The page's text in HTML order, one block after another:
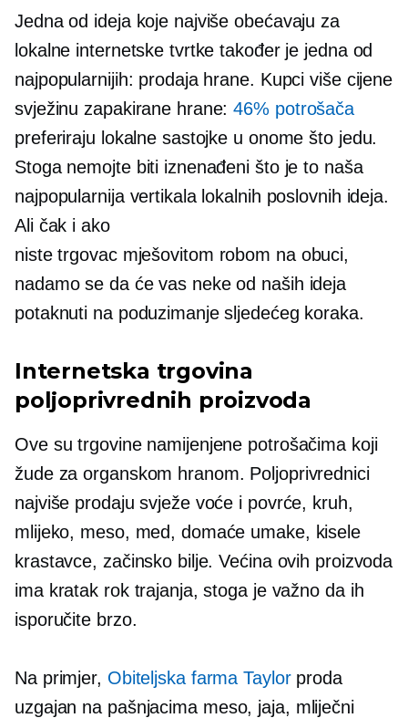
Jedna od ideja koje najviše obećavaju za
lokalne internetske tvrtke također je jedna od
najpopularnijih: prodaja hrane. Kupci više cijene
svježinu zapakirane hrane:46% potrošača
preferiraju lokalne sastojke u onome što jedu.
Stoga nemojte biti iznenađeni što je to naša
najpopularnija vertikala lokalnih poslovnih ideja.
Ali čak i ako
nistetrgovac mješovitom robom na obuci,
nadamo se da će vas neke od naših ideja
potaknuti na poduzimanje sljedećeg koraka.
Internetska trgovina
poljoprivrednih proizvoda
Ove su trgovine namijenjene potrošačima koji
žude za organskom hranom. Poljoprivrednici
najviše prodaju svježe voće i povrće, kruh,
mlijeko, meso, med, domaće umake, kisele
krastavce, začinsko bilje. Većina ovih proizvoda
ima kratak rok trajanja, stoga je važno da ih
isporučite brzo.
Na primjer, Obiteljska farma Taylorproda
uzgajan na pašnjacimameso, jaja, mliječni